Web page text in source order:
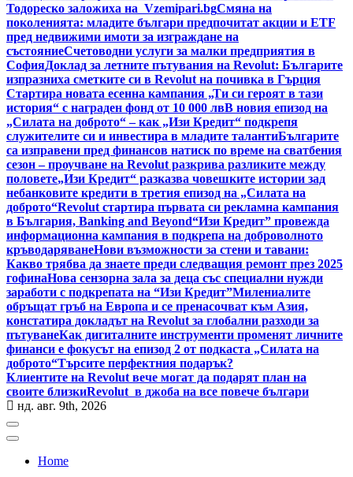
Тодореско заложиха на Vzemipari.bgСмяна на
поколенията: младите българи предпочитат акции и ETF
пред недвижими имоти за изграждане на
състояниеСчетоводни услуги за малки предприятия в
СофияДоклад за летните пътувания на Revolut: Българите
изпразниха сметките си в Revolut на почивка в Гърция
Стартира новата есенна кампания „Ти си героят в тази
история“ с награден фонд от 10 000 лвВ новия епизод на
„Силата на доброто“ – как „Изи Кредит“ подкрепя
служителите си и инвестира в младите талантиБългарите
са изправени пред финансов натиск по време на сватбения
сезон – проучване на Revolut разкрива разликите между
половете„Изи Кредит“ разказва човешките истории зад
небанковите кредити в третия епизод на „Силата на
доброто“Revolut стартира първата си рекламна кампания
в България, Banking and Beyond“Изи Кредит” провежда
информационна кампания в подкрепа на доброволното
кръводаряванеНови възможности за стени и тавани:
Какво трябва да знаете преди следващия ремонт през 2025
гофинаНова сензорна зала за деца със специални нужди
заработи с подкрепата на “Изи Кредит”Милениалите
обръщат гръб на Европа и се пренасочват към Азия,
констатира докладът на Revolut за глобални разходи за
пътуванеКак дигиталните инструменти променят личните
финанси е фокусът на епизод 2 от подкаста „Силата на
доброто“Търсите перфектния подарък?
Клиентите на Revolut вече могат да подарят план на
своите близкиRevolut в джоба на все повече българи
нд. авг. 9th, 2026
Home